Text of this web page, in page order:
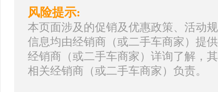
风险提示:
本页面涉及的促销及优惠政策、活动
信息均由经销商（或二手车商家）提
经销商（或二手车商家）详询了解，
相关经销商（或二手车商家）负责。